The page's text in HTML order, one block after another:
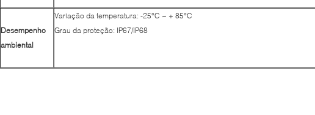
Desempenho
ambiental
Variação da temperatura: -25°C ~ + 85°C
Grau da proteção: IP67/IP68